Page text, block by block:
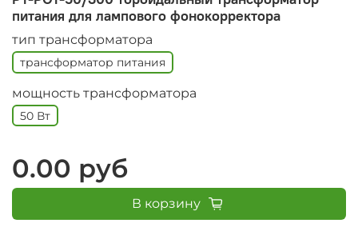
питания для лампового фонокорректора
тип трансформатора
трансформатор питания
мощность трансформатора
50 Вт
0.00 руб
В корзину